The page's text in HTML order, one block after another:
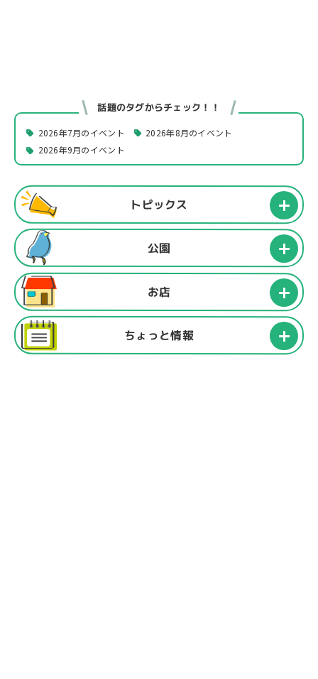
話題のタグからチェック！！
2026年7月のイベント
2026年8月のイベント
2026年9月のイベント
トピックス
公園
お店
ちょっと情報